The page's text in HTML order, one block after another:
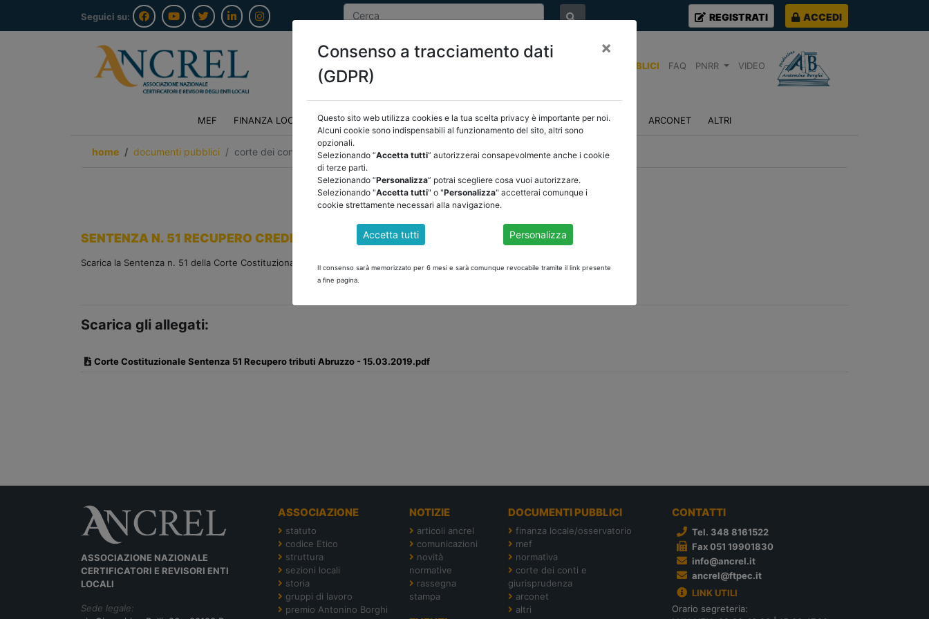
Seguici su: REGISTRATI ACCEDI
DOCUMENTI PUBBLICI FAQ PNRR VIDEO
MEF FINANZA LOCALE/OSSERVATORIO NORMATIVA CORTE DEI CONTI E GIURISPRUDENZA ARCONET ALTRI
home documenti pubblici corte dei conti e giurisprudenza/torna indietro
DOCUMENTI PUBBLICI
SENTENZA N. 51 RECUPERO CREDITI ABRUZZO - CORTE COSTITUZIONALE
Scarica la Sentenza n. 51 della Corte Costituzionale relativa a Recupero tributi Abruzzo
Scarica gli allegati:
Corte Costituzionale Sentenza 51 Recupero tributi Abruzzo - 15.03.2019.pdf
ASSOCIAZIONE NAZIONALE
CERTIFICATORI E REVISORI ENTI
LOCALI
Sede legale:
ASSOCIAZIONE
statuto
codice Etico
struttura
sezioni locali
storia
gruppi di lavoro
premio Antonino Borghi
NOTIZIE
articoli ancrel
comunicazioni
novità
normative
rassegna
stampa
DOCUMENTI PUBBLICI
finanza locale/osservatorio
mef
normativa
corte dei conti e
giurisprudenza
arconet
altri
CONTATTI
Tel. 348 8161522
Fax 051 19901830
info@ancrel.it
ancrel@ftpec.it
LINK UTILI
Orario segreteria:
Consenso a tracciamento dati
(GDPR)
×
Questo sito web utilizza cookies e la tua scelta privacy è importante per noi.
Alcuni cookie sono indispensabili al funzionamento del sito, altri sono
opzionali.
Selezionando “Accetta tutti” autorizzerai consapevolmente anche i cookie
di terze parti.
Selezionando “Personalizza” potrai scegliere cosa vuoi autorizzare.
Selezionando "Accetta tutti" o "Personalizza" accetterai comunque i
cookie strettamente necessari alla navigazione.
Accetta tutti Personalizza
Il consenso sarà memorizzato per 6 mesi e sarà comunque revocabile tramite il link presente
a fine pagina.